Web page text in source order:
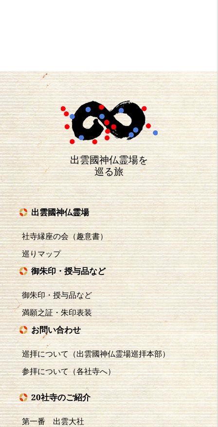
出雲國神仏霊場を
巡る旅
出雲國神仏霊場
社寺縁座の会（趣意書）
巡りマップ
御朱印・授与品など
御朱印・授与品など
満願之証・朱印表装
お問い合わせ
巡拝について（出雲國神仏霊場巡拝本部）
参拝について（各社寺へ）
20社寺のご紹介
第一番 出雲大社